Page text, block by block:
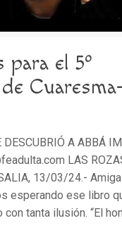
para el 5º
DESCUBRIÓ A ABBÁ
LAS
13/03/24.-
esperando ese libro
con tanta ilusión. “El